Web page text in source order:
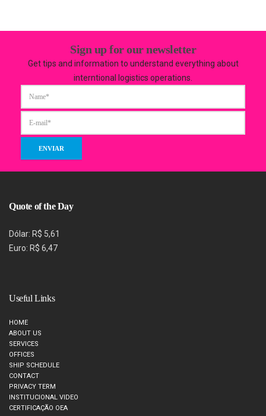
Sign up for our newsletter
Get tips and information to understand everything about
interntional logistics operations.
Quote of the Day
Dólar: R$ 5,61
Euro: R$ 6,47
Useful Links
HOME
ABOUT US
SERVICES
OFFICES
SHIP SCHEDULE
CONTACT
PRIVACY TERM
INSTITUCIONAL VIDEO
CERTIFICAÇÃO OEA